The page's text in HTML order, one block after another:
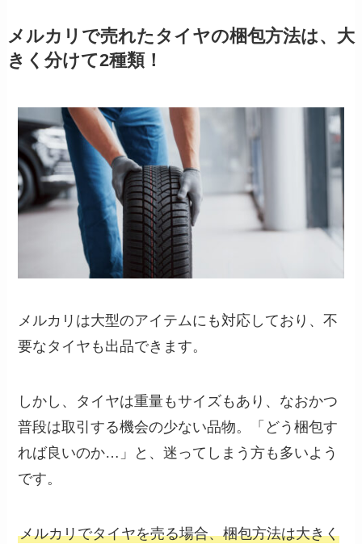
メルカリで売れたタイヤの梱包方法は、大
きく分けて2種類！
メルカリは大型のアイテムにも対応しており、不
要なタイヤも出品できます。
しかし、タイヤは重量もサイズもあり、なおかつ
普段は取引する機会の少ない品物。「どう梱包す
れば良いのか…」と、迷ってしまう方も多いよう
です。
メルカリでタイヤを売る場合、梱包方法は大きく